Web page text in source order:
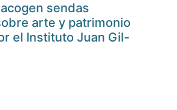
sendas
arte y patrimonio
el Instituto Juan Gil-